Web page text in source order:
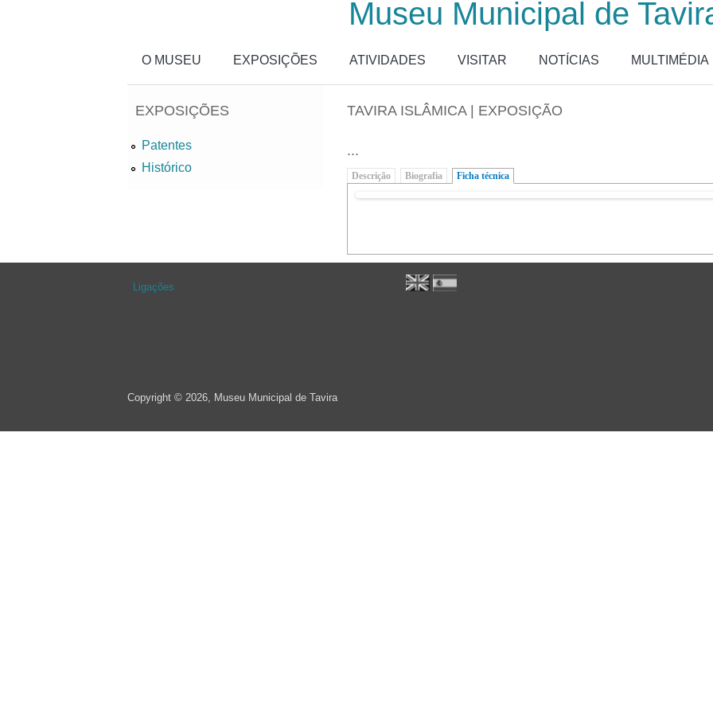
Museu Municipal de
O MUSEU EXPOSIÇÕES ATIVIDADES VISITAR NOTÍCIAS MULTIMÉDIA
TAVIRA ISLÂMICA | EXPOSIÇÃO
...
Descrição Biografia Ficha técnica
EXPOSIÇÕES
Patentes
Histórico
Ligações
Copyright © 2026, Museu Municipal de Tavira